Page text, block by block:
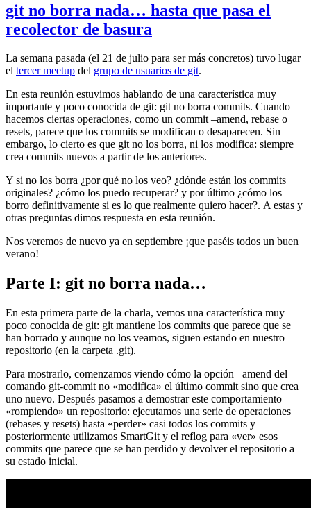
git no borra nada… hasta que pasa el
recolector de basura
La semana pasada (el 21 de julio para ser más concretos) tuvo lugar
el tercer meetup del grupo de usuarios de git.
En esta reunión estuvimos hablando de una característica muy
importante y poco conocida de git: git no borra commits. Cuando
hacemos ciertas operaciones, como un commit –amend, rebase o
resets, parece que los commits se modifican o desaparecen. Sin
embargo, lo cierto es que git no los borra, ni los modifica: siempre
crea commits nuevos a partir de los anteriores.
Y si no los borra ¿por qué no los veo? ¿dónde están los commits
originales? ¿cómo los puedo recuperar? y por último ¿cómo los
borro definitivamente si es lo que realmente quiero hacer?. A estas y
otras preguntas dimos respuesta en esta reunión.
Nos veremos de nuevo ya en septiembre ¡que paséis todos un buen
verano!
Parte I: git no borra nada…
En esta primera parte de la charla, vemos una característica muy
poco conocida de git: git mantiene los commits que parece que se
han borrado y aunque no los veamos, siguen estando en nuestro
repositorio (en la carpeta .git).
Para mostrarlo, comenzamos viendo cómo la opción –amend del
comando git-commit no «modifica» el último commit sino que crea
uno nuevo. Después pasamos a demostrar este comportamiento
«rompiendo» un repositorio: ejecutamos una serie de operaciones
(rebases y resets) hasta «perder» casi todos los commits y
posteriormente utilizamos SmartGit y el reflog para «ver» esos
commits que parece que se han perdido y devolver el repositorio a
su estado inicial.